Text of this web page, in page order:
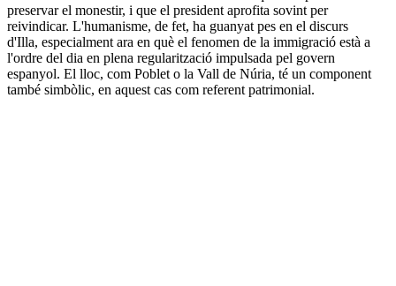
preservar el monestir, i que el president aprofita sovint per
reivindicar. L'humanisme, de fet, ha guanyat pes en el discurs
d'Illa, especialment ara en què el fenomen de la immigració està a
l'ordre del dia en plena regularització impulsada pel govern
espanyol. El lloc, com Poblet o la Vall de Núria, té un component
també simbòlic, en aquest cas com referent patrimonial.